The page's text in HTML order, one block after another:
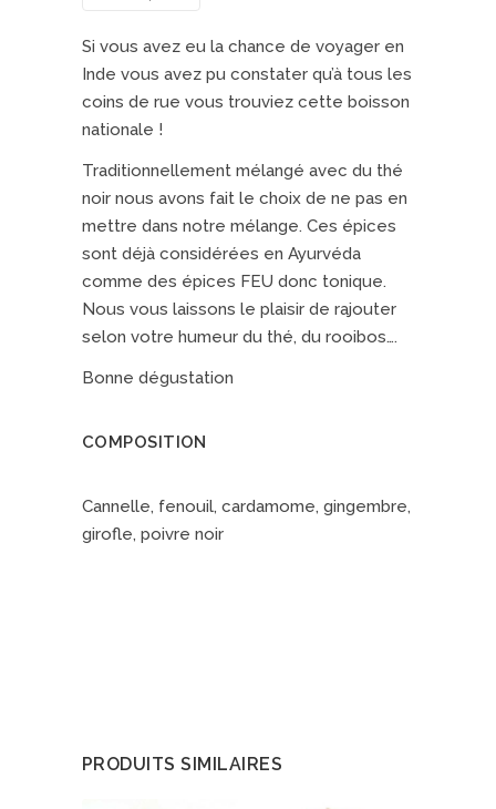
Si vous avez eu la chance de voyager en
Inde vous avez pu constater qu’à tous les
coins de rue vous trouviez cette boisson
nationale !
Traditionnellement mélangé avec du thé
noir nous avons fait le choix de ne pas en
mettre dans notre mélange. Ces épices
sont déjà considérées en Ayurvéda
comme des épices FEU donc tonique.
Nous vous laissons le plaisir de rajouter
selon votre humeur du thé, du rooibos….
Bonne dégustation
COMPOSITION
Cannelle, fenouil, cardamome, gingembre,
girofle, poivre noir
PRODUITS SIMILAIRES